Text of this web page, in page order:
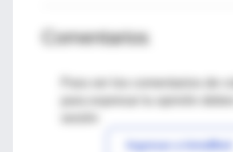
Comentarios
Para ver los comentarios de
Ingresar a IntraMed